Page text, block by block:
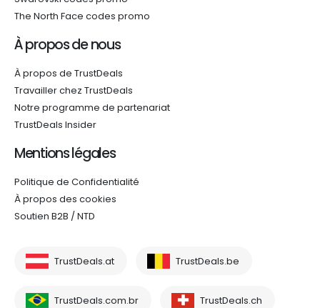
The North Face codes promo
À propos de nous
À propos de TrustDeals
Travailler chez TrustDeals
Notre programme de partenariat
TrustDeals Insider
Mentions légales
Politique de Confidentialité
À propos des cookies
Soutien B2B / NTD
TrustDeals.at TrustDeals.be
TrustDeals.com.br TrustDeals.ch